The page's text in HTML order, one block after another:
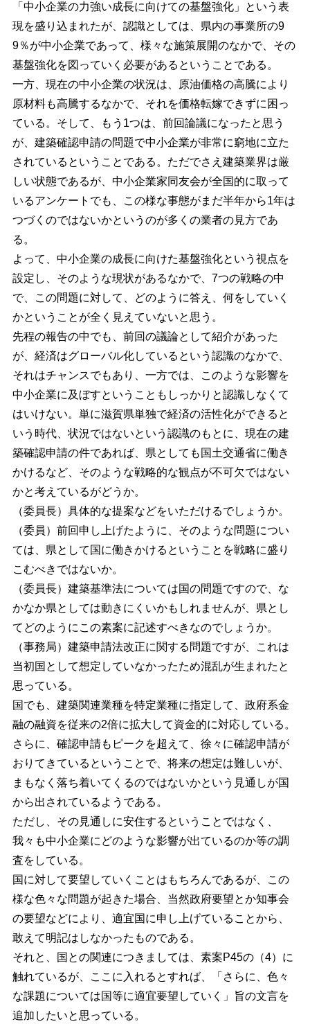
「中小企業の力強い成長に向けての基盤強化」という表
現を盛り込まれたが、認識としては、県内の事業所の9
9％が中小企業であって、様々な施策展開のなかで、その
基盤強化を図っていく必要があるということである。
一方、現在の中小企業の状況は、原油価格の高騰により
原材料も高騰するなかで、それを価格転嫁できずに困っ
ている。そして、もう1つは、前回論議になったと思う
が、建築確認申請の問題で中小企業が非常に窮地に立た
されているということである。ただでさえ建築業界は厳
しい状態であるが、中小企業家同友会が全国的に取って
いるアンケートでも、この様な事態がまだ半年から1年は
つづくのではないかというのが多くの業者の見方であ
る。
よって、中小企業の成長に向けた基盤強化という視点を
設定し、そのような現状があるなかで、7つの戦略の中
で、この問題に対して、どのように答え、何をしていく
かということが全く見えていないと思う。
先程の報告の中でも、前回の議論として紹介があった
が、経済はグローバル化しているという認識のなかで、
それはチャンスでもあり、一方では、このような影響を
中小企業に及ぼすということもしっかりと認識しなくて
はいけない。単に滋賀県単独で経済の活性化ができると
いう時代、状況ではないという認識のもとに、現在の建
築確認申請の件であれば、県としても国土交通省に働き
かけるなど、そのような戦略的な観点が不可欠ではない
かと考えているがどうか。
（委員長）具体的な提案などをいただけるでしょうか。
（委員）前回申し上げたように、そのような問題につい
ては、県として国に働きかけるということを戦略に盛り
こむべきではないか。
（委員長）建築基準法については国の問題ですので、な
かなか県としては動きにくいかもしれませんが、県とし
てどのようにこの素案に記述すべきなのでしょうか。
（事務局）建築申請法改正に関する問題ですが、これは
当初国として想定していなかったため混乱が生まれたと
思っている。
国でも、建築関連業種を特定業種に指定して、政府系金
融の融資を従来の2倍に拡大して資金的に対応している。
さらに、確認申請もピークを超えて、徐々に確認申請が
おりてきているということで、将来の想定は難しいが、
まもなく落ち着いてくるのではないかという見通しが国
から出されているようである。
ただし、その見通しに安住するということではなく、
我々も中小企業にどのような影響が出ているのか等の調
査をしている。
国に対して要望していくことはもちろんであるが、この
様な色々な問題が起きた場合、当然政府要望とか知事会
の要望などにより、適宜国に申し上げていることから、
敢えて明記はしなかったものである。
それと、国との関連につきましては、素案P45の（4）に
触れているが、ここに入れるとすれば、「さらに、色々
な課題については国等に適宜要望していく」旨の文言を
追加したいと思っている。